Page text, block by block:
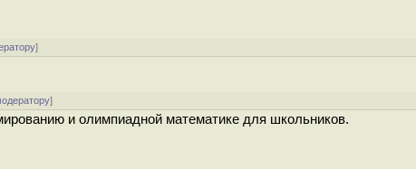
]
]
и олимпиадной математике для школьников.